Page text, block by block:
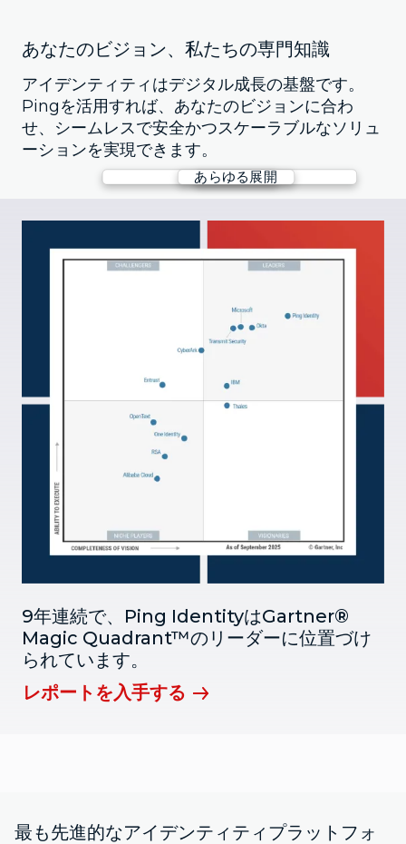
あなたのビジョン、私たちの専門知識
アイデンティティはデジタル成長の基盤です。
Pingを活用すれば、あなたのビジョンに合わ
せ、シームレスで安全かつスケーラブルなソリュ
ーションを実現できます。
あらゆる身分
顧客
従業員
あらゆる規模
1日あたり2億回のログイン
1億人以上のユーザー
あらゆる展開
SAAS
FedRAMP
9年連続で、Ping IdentityはGartner®
Magic Quadrant™のリーダーに位置づけ
られています。
レポートを入手する
最も先進的なアイデンティティプラットフォ